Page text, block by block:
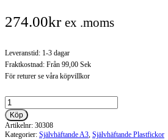
274.00kr ex .moms
Leveranstid: 1-3 dagar
Fraktkostnad: Från 99,00 Sek
För returer se våra köpvillkor
Självhäftande
plastficka
A3
25-
Köp
Artikelnr: 30308
Kategorier: Självhäftande A3, Självhäftande Plastfickor